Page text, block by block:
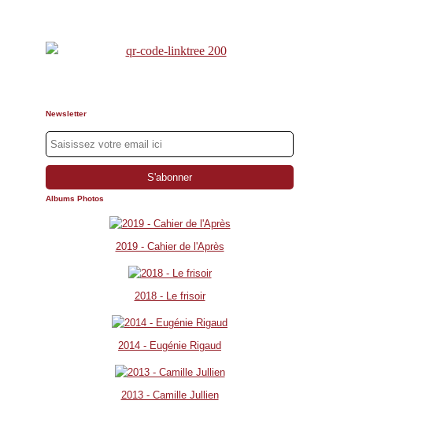
Newsletter
Albums Photos
2019 - Cahier de l'Après
2018 - Le frisoir
2014 - Eugénie Rigaud
2013 - Camille Jullien